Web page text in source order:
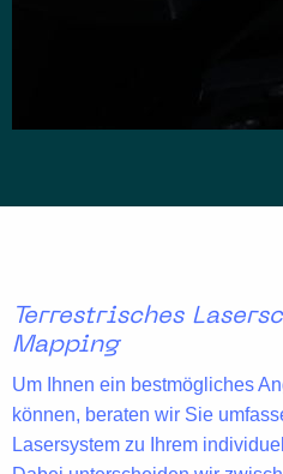
Terrestrisches
Mapping
Um Ihnen ein bestmögliches
können, beraten wir Sie
Lasersystem zu Ihrem